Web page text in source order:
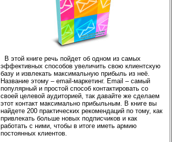
В этой книге речь пойдет об одном из самых
эффективных способов увеличить свою клиентскую
базу и извлекать максимальную прибыль из неё.
Название этому – email-маркетинг. Email – самый
популярный и простой способ контактировать со
своей целевой аудиторией, так давайте же сделаем
этот контакт максимально прибыльным. В книге вы
найдете 200 практических рекомендаций по тому, как
привлекать больше новых подписчиков и как
работать с ними, чтобы в итоге иметь армию
постоянных клиентов.